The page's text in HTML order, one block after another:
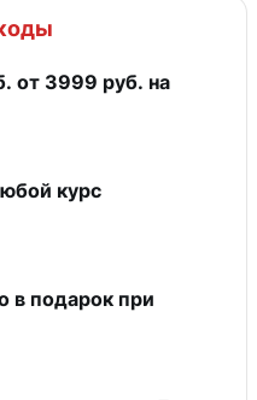
от 3999 руб. на
курс
в подарок при